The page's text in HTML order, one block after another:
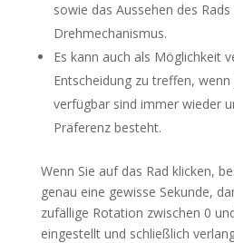
sowie das Aussehen des
Drehmechanismus.
Es kann auch als Möglichkeit
Entscheidung zu treffen,
verfügbar sind immer wieder
Präferenz besteht.
Wenn Sie auf das Rad klicken,
genau eine gewisse Sekunde,
zufällige Rotation zwischen 0
eingestellt und schließlich